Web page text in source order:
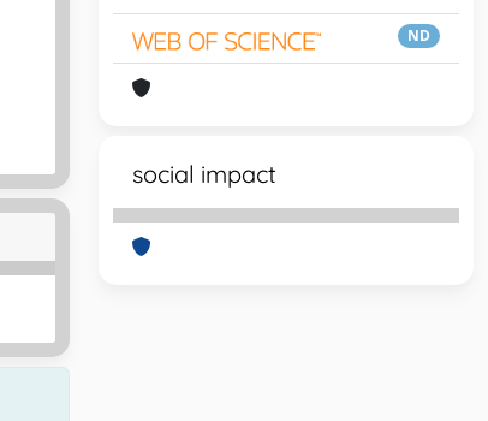
ND
social impact